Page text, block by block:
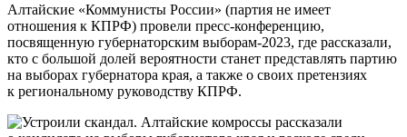
Алтайские «Коммунисты России» (партия не имеет
отношения к КПРФ) провели пресс-конференцию,
посвященную губернаторским выборам-2023, где рассказали,
кто с большой долей вероятности станет представлять партию
на выборах губернатора края, а также о своих претензиях
к региональному руководству КПРФ.